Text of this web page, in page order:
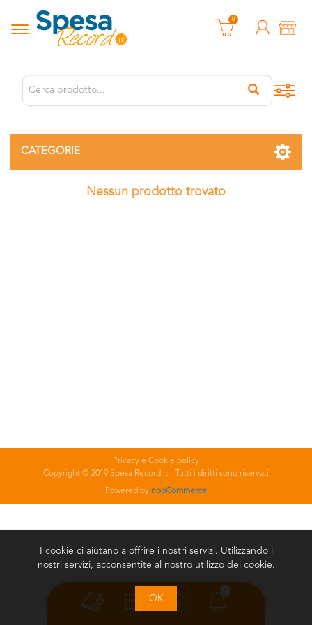
0
CATEGORIE
Nessun prodotto trovato
Privacy e Cookie policy
Copyright © 2019 Spesa Record.it - Tutti i diritti sono riservati
Powered by nopCommerce
I cookie ci aiutano a offrire i nostri servizi. Utilizzando i
nostri servizi, acconsentite al nostro utilizzo dei cookie.
OK